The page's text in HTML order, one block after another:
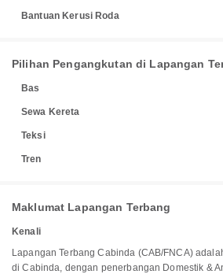
Bantuan Kerusi Roda
Pilihan Pengangkutan di Lapangan
Bas
Sewa Kereta
Teksi
Tren
Maklumat Lapangan Terbang
Kenali
Lapangan Terbang Cabinda (CAB/FNCA)
di Cabinda, dengan penerbangan Domestik &